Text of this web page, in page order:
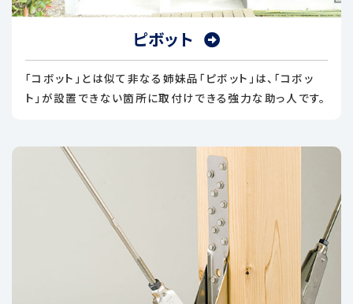
ピボット
「コボット」とは似て非なる姉妹品「ピボット」は、「コボッ
ト」が設置できない箇所に取付けできる強力な助っ人です。